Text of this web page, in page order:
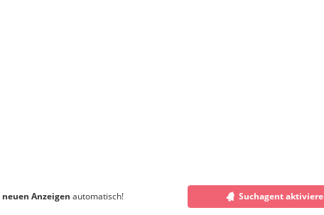
neuen Anzeigen automatisch! Suchagent